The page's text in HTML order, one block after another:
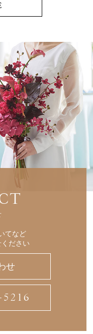
てなど
ださい
せ